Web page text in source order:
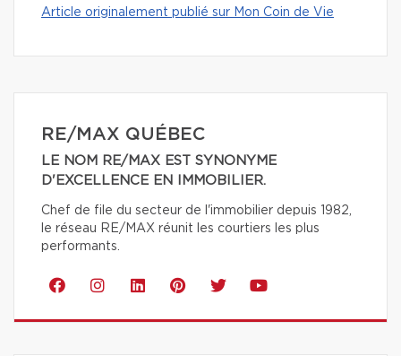
Article originalement publié sur Mon Coin de Vie
RE/MAX QUÉBEC
LE NOM RE/MAX EST SYNONYME
D'EXCELLENCE EN IMMOBILIER.
Chef de file du secteur de l'immobilier depuis 1982,
le réseau RE/MAX réunit les courtiers les plus
performants.